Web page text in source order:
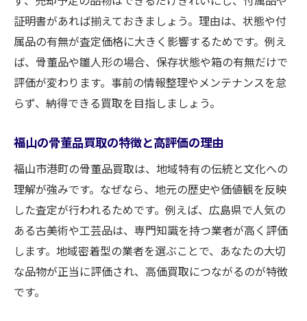
買取価格を上げるための保管・手入れの工
夫
骨董品買取店選びで後悔しないための基準
骨董品買取の市場動向と今後の予測につい
て
雛人形の買取で後悔しないための選び方
雛人形買取の流れと事前準備のコツ
福山で雛人形を高価買取してもらう秘訣
買取査定額が上がる雛人形の特徴とは
雛人形買取の際に確認すべき注意点
信頼できる雛人形買取業者の見分け方
証明書があれば揃えておきましょう。理由は、状態や付
属品の有無が査定価格に大きく影響するためです。例え
ば、骨董品や雛人形の場合、保存状態や箱の有無だけで
評価が変わります。事前の情報整理やメンテナンスを怠
らず、納得できる買取を目指しましょう。
福山の骨董品買取の特徴と高評価の理由
福山市港町の骨董品買取は、地域特有の伝統と文化への
理解が強みです。なぜなら、地元の歴史や価値観を反映
した査定が行われるためです。例えば、広島県で人気の
ある古美術や工芸品は、専門知識を持つ業者が高く評価
します。地域密着型の業者を選ぶことで、あなたの大切
な品物が正当に評価され、高価買取につながるのが特徴
です。